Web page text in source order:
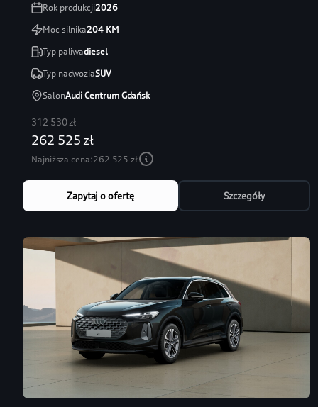
Rok produkcji2026
Moc silnika204KM
Typ paliwadiesel
Typ nadwoziaSUV
SalonAudi Centrum Gdańsk
312 530 zł
262 525 zł
Najniższa cena:262 525 zł
Zapytaj o ofertę Szczegóły